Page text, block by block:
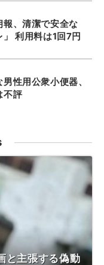
報、清潔で安全な
」 利用料は1回7円
性用公衆小便器、
不評
と主張する偽動